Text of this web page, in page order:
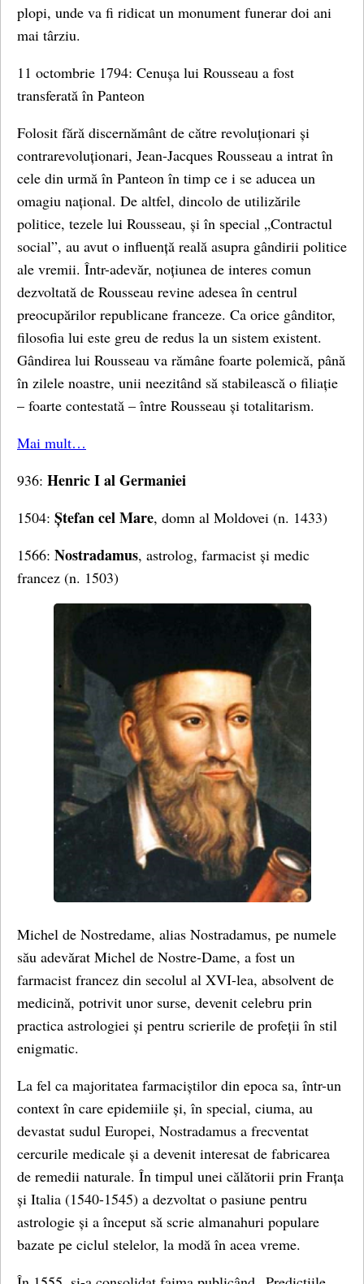
plopi, unde va fi ridicat un monument funerar doi ani
mai târziu.
11 octombrie 1794: Cenușa lui Rousseau a fost
transferată în Panteon
Folosit fără discernământ de către revoluționari și
contrarevoluționari, Jean-Jacques Rousseau a intrat în
cele din urmă în Panteon în timp ce i se aducea un
omagiu național. De altfel, dincolo de utilizările
politice, tezele lui Rousseau, și în special „Contractul
social”, au avut o influență reală asupra gândirii politice
ale vremii. Într-adevăr, noțiunea de interes comun
dezvoltată de Rousseau revine adesea în centrul
preocupărilor republicane franceze. Ca orice gânditor,
filosofia lui este greu de redus la un sistem existent.
Gândirea lui Rousseau va rămâne foarte polemică, până
în zilele noastre, unii neezitând să stabilească o filiație
– foarte contestată – între Rousseau și totalitarism.
Mai mult…
936: Henric I al Germaniei
1504: Ștefan cel Mare, domn al Moldovei (n. 1433)
1566: Nostradamus, astrolog, farmacist și medic
francez (n. 1503)
Michel de Nostredame, alias Nostradamus, pe numele
său adevărat Michel de Nostre-Dame, a fost un
farmacist francez din secolul al XVI-lea, absolvent de
medicină, potrivit unor surse, devenit celebru prin
practica astrologiei și pentru scrierile de profeții în stil
enigmatic.
La fel ca majoritatea farmaciștilor din epoca sa, într-un
context în care epidemiile și, în special, ciuma, au
devastat sudul Europei, Nostradamus a frecventat
cercurile medicale și a devenit interesat de fabricarea
de remedii naturale. În timpul unei călătorii prin Franța
și Italia (1540-1545) a dezvoltat o pasiune pentru
astrologie și a început să scrie almanahuri populare
bazate pe ciclul stelelor, la modă în acea vreme.